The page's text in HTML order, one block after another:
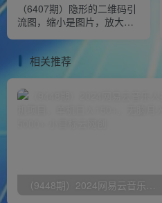
（6407期）隐形的二维码引
流图，缩小是图片，放大是
相关推荐